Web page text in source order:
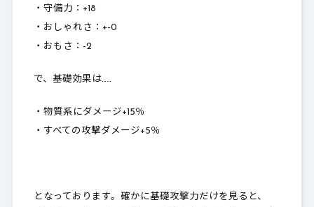
・守備力：+18
・おしゃれさ：+-0
・おもさ：-2
で、基礎効果は……
・物質系にダメージ+15％
・すべての攻撃ダメージ+5％
となっております。確かに基礎攻撃力だけを見ると、